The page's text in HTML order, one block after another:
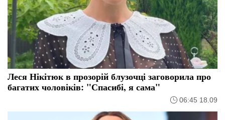
Леся Нікітюк в прозорій блузочці заговорила про
багатих чоловіків: "Спасибі, я сама"
06:45 18.09